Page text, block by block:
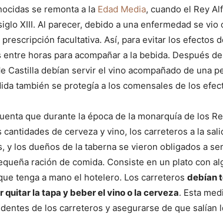
se remonta a la Edad Media, cuando el Rey
XIII. Al parecer, debido a una enfermedad se vio
facultativa. Así, para evitar los efectos
horas para acompañar a la bebida. Después
Castilla debían servir el vino acompañado de una
también se protegía a los comensales de los
que durante la época de la monarquía de los
cantidades de cerveza y vino, los carreteros a la
y los dueños de la taberna se vieron obligados a
ración de comida. Consiste en un plato con
tenga a mano el hotelero. Los carreteros debían
quitar la tapa y beber el vino o la cerveza. Esta
de los carreteros y asegurarse de que salían